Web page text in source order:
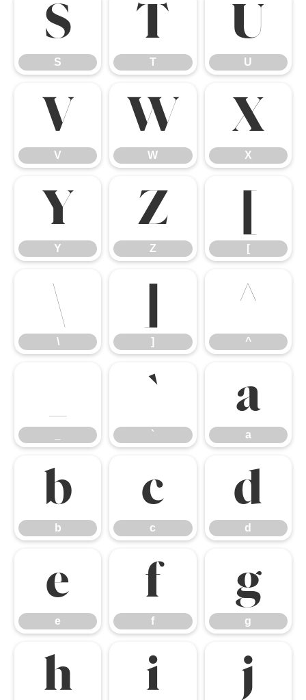
S
S
T
T
U
U
V
V
W
W
X
X
Y
Y
Z
Z [
\
\ ]
^
^
`
`
a
a
b
b
c
c
d
d
e
e
f
f
g
g
h i j